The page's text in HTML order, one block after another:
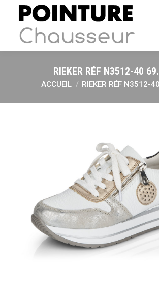
RIEKER RÉF N3512-40
Vous êtes ici :
ACCUEIL RIEKER RÉF N3512-